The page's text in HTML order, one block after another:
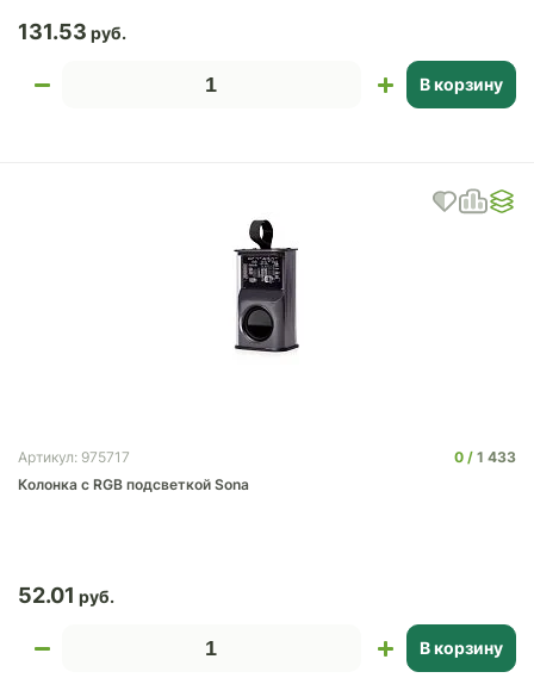
131.53
В корзину
Артикул: 975717 0
1 433
Колонка с RGB подсветкой Sona
52.01
В корзину